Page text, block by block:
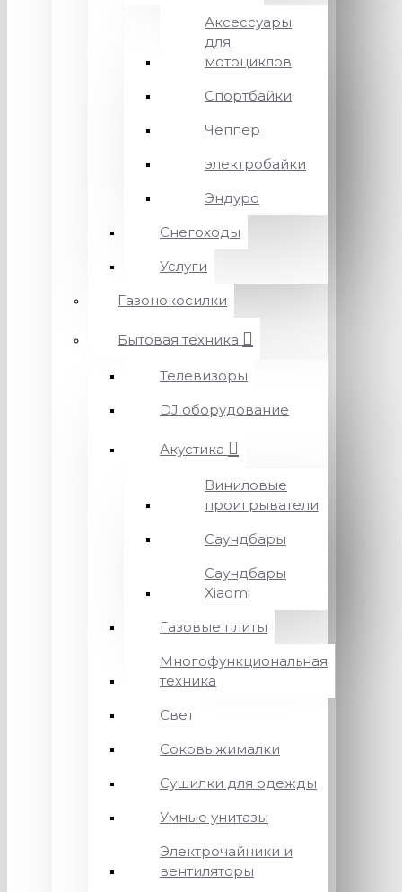
Аксессуары
для
мотоциклов
Спортбайки
Чеппер
электробайки
Эндуро
Снегоходы
Услуги
Газонокосилки
Бытовая техника
Телевизоры
DJ оборудование
Акустика
Виниловые
проигрыватели
Саундбары
Саундбары
Xiaomi
Газовые плиты
Многофункциональная
техника
Свет
Соковыжималки
Сушилки для одежды
Умные унитазы
Электрочайники и
вентиляторы